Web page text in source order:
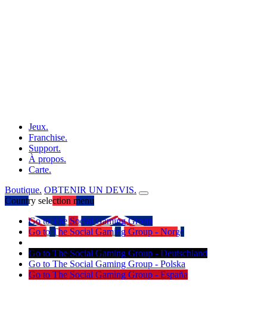
Jeux.
Franchise.
Support.
À propos.
Carte.
Boutique. OBTENIR UN DEVIS.
Country selection menu
Go to The Social Gaming Group
Go to The Social Gaming Group - Norge
Go to The Social Gaming Group - Deutschland
Go to The Social Gaming Group - Polska
Go to The Social Gaming Group - España